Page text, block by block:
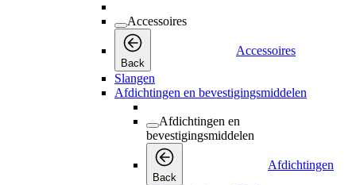
Accessoires
Back
Accessoires
Slangen
Afdichtingen en bevestigingsmiddelen
Afdichtingen en
bevestigingsmiddelen
Back
Afdichtingen